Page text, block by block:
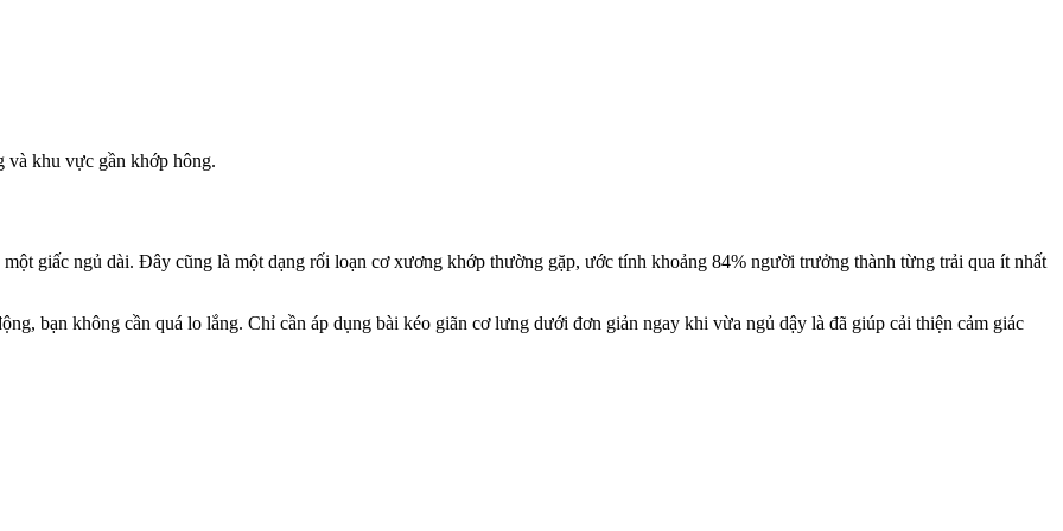
và khu vực gần khớp hông.
giấc ngủ dài. Đây cũng là một dạng rối loạn cơ xương khớp thường gặp, ước tính khoảng 84% người trưởng thành từng trải qua ít nhất
bạn không cần quá lo lắng. Chỉ cần áp dụng bài kéo giãn cơ lưng dưới đơn giản ngay khi vừa ngủ dậy là đã giúp cải thiện cảm giác